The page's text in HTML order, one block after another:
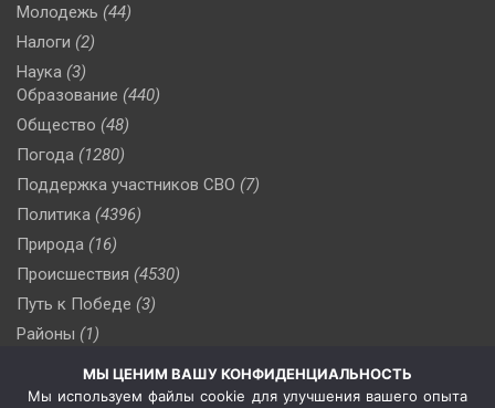
Молодежь (44)
Налоги (2)
Наука (3)
Образование (440)
Общество (48)
Погода (1280)
Поддержка участников СВО (7)
Политика (4396)
Природа (16)
Происшествия (4530)
Путь к Победе (3)
Районы (1)
(510)
Сельское хозяйство (3)
МЫ ЦЕНИМ ВАШУ КОНФИДЕНЦИАЛЬНОСТЬ
Мы используем файлы cookie для улучшения вашего опыта